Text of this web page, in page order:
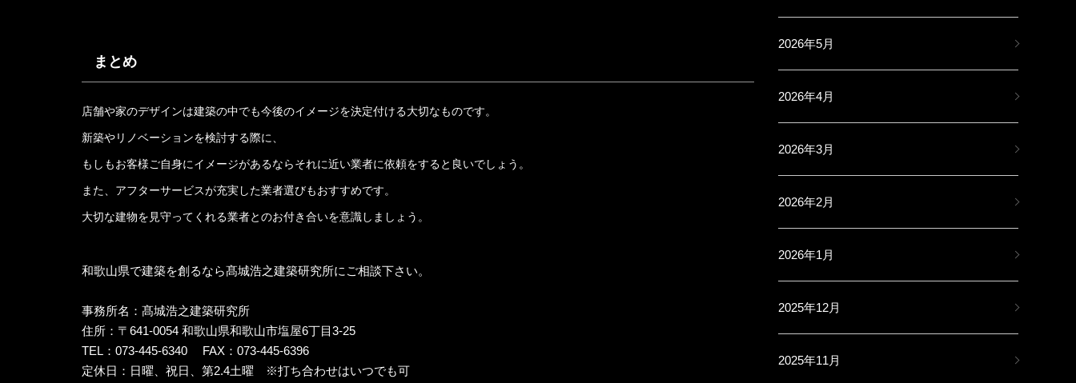
まとめ
店舗や家のデザインは建築の中でも今後のイメージを決定付ける大切なものです。
新築やリノベーションを検討する際に、
もしもお客様ご自身にイメージがあるならそれに近い業者に依頼をすると良いでしょう。
また、アフターサービスが充実した業者選びもおすすめです。
大切な建物を見守ってくれる業者とのお付き合いを意識しましょう。
和歌山県で建築を創るなら髙城浩之建築研究所にご相談下さい。
事務所名：髙城浩之建築研究所
住所：〒641-0054 和歌山県和歌山市塩屋6丁目3-25
TEL：073-445-6340 FAX：073-445-6396
定休日：日曜、祝日、第2.4土曜 ※打ち合わせはいつでも可
2026年5月
2026年4月
2026年3月
2026年2月
2026年1月
2025年12月
2025年11月